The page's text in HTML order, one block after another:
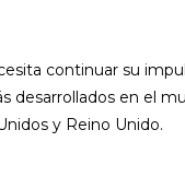
continuar su
desarrollados en el
y Reino Unido.